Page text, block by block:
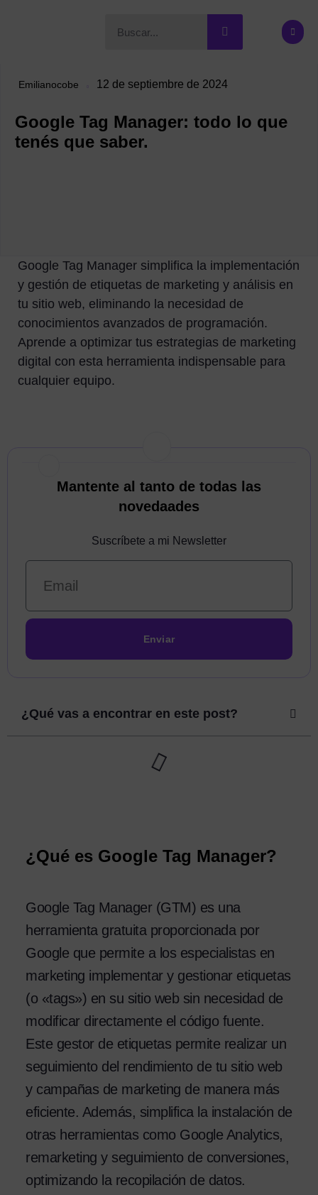
Emilianocobe 12 de septiembre de 2024
Google Tag Manager: todo lo que
tenés que saber.
Google Tag Manager simplifica la implementación
y gestión de etiquetas de marketing y análisis en
tu sitio web, eliminando la necesidad de
conocimientos avanzados de programación.
Aprende a optimizar tus estrategias de marketing
digital con esta herramienta indispensable para
cualquier equipo.
Mantente al tanto de todas las
novedaades
Suscríbete a mi Newsletter
Enviar
¿Qué vas a encontrar en este post?
¿Qué es Google Tag Manager?
Google Tag Manager (GTM) es una
herramienta gratuita proporcionada por
Google que permite a los especialistas en
marketing implementar y gestionar etiquetas
(o «tags») en su sitio web sin necesidad de
modificar directamente el código fuente.
Este gestor de etiquetas permite realizar un
seguimiento del rendimiento de tu sitio web
y campañas de marketing de manera más
eficiente. Además, simplifica la instalación de
otras herramientas como Google Analytics,
remarketing y seguimiento de conversiones,
optimizando la recopilación de datos.